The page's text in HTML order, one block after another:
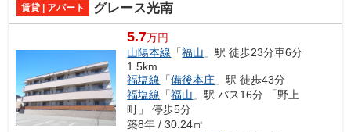
賃貸 | アパート グレース光南
5.7万円
山陽本線 「福山 」駅 徒歩23分車6分
1.5km
福塩線 「備後本庄 」駅 徒歩43分
福塩線 「福山 」駅 バス16分 「野上
町」 停歩5分
築8年 / 30.24㎡